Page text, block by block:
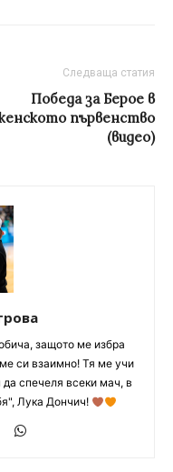
Следваща статия
Победа за Берое в
първенство
(видео)
защото ме избра
си взаимно! Тя ме учи
спечеля всеки мач, в
Лука Дончич!